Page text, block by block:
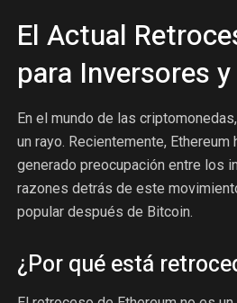
El Actual
para Inversores
En el mundo de las
un rayo. Recientemente,
generado preocupación entre los
razones detrás de este
popular después de Bitcoin.
¿Por qué está